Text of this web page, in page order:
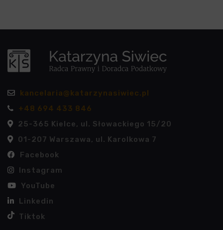
kancelaria@katarzynasiwiec.pl
+48 694 433 846
25-365 Kielce, ul. Słowackiego 15/20
01-207 Warszawa, ul. Karolkowa 7
Facebook
Instagram
YouTube
Linkedin
Tiktok